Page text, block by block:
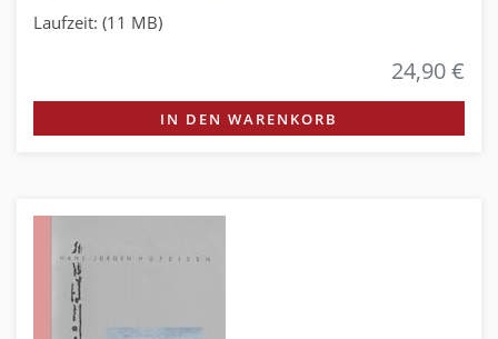
Laufzeit: (11 MB)
24,90 €
IN DEN WARENKORB